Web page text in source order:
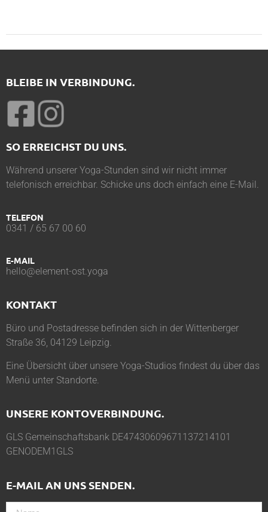
BLEIBE IN VERBINDUNG.
SO ERREICHST DU UNS.
Während unserer Yoga-Stunden sind wir nicht immer
telefonisch erreichbar. Schicke uns doch einfach eine E-Mail.
TELEFON
0341 / 65 67 00 60
E-MAIL
hello@element-ost.yoga
KONTAKT
Büro und Postadresse befinden sich in der Wittenberger
Straße 36, 04129 Leipzig.
Eine Übersicht über unsere Yoga-Studios findest du über das
Menü unter Standorte
UNSERE KONTOVERBINDUNG.
GLS Gemeinschaftsbank DE47430609671137214101
GENODEM1GLS
E-MAIL AN UNS SENDEN.